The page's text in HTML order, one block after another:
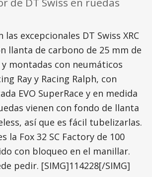
las excepcionales DT Swiss XRC
llanta de carbono de 25 mm de
montadas con neumáticos
Ray y Racing Ralph, con
EVO SuperRace y en medida
vienen con fondo de llanta
así que es fácil tubelizarlas.
la Fox 32 SC Factory de 100
con bloqueo en el manillar.
pedir. [SIMG]114228[/SIMG]